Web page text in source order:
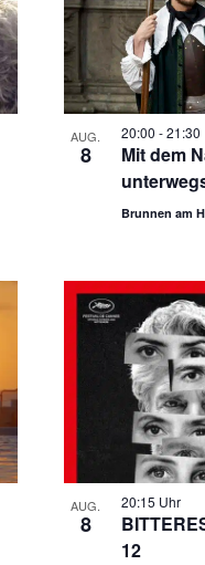
AUG.
8
20:00 -
Mit dem
Brunnen am
AUG.
8
20:15 Uhr
12